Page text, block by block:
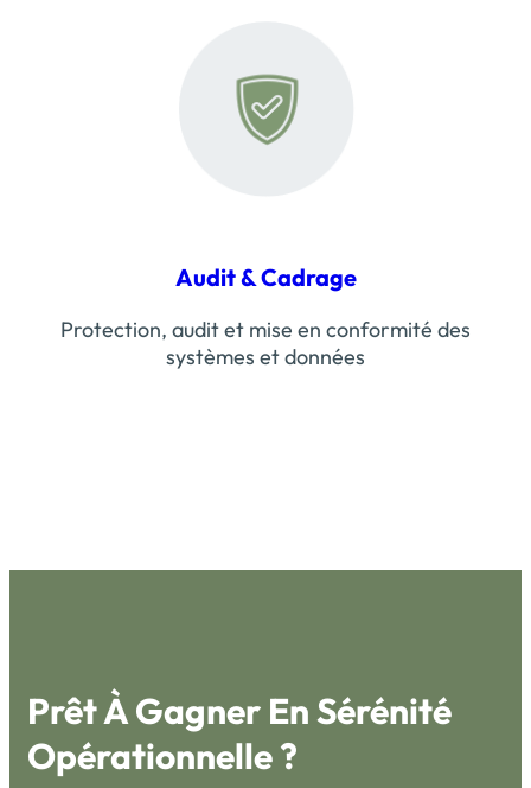
Audit & Cadrage
Protection, audit et mise en conformité des
systèmes et données
Prêt À Gagner En Sérénité
Opérationnelle ?